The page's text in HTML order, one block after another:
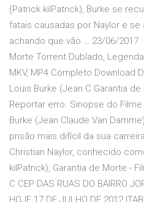
(Patrick kilPatrick), Burke se
fatais causadas por Naylor e
achando que vão … 23/06/2017
Morte Torrent Dublado,
MKV, MP4 Completo Download
Louis Burke (Jean C Garantia
Reportar erro. Sinopse do
Burke (Jean Claude Van
prisão mais difícil da sua
Christian Naylor, conhecido
kilPatrick), Garantia de Morte -
C CEP DAS RUAS DO BAIRRO